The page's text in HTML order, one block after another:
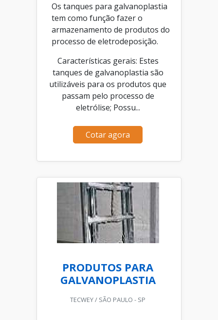
Os tanques para galvanoplastia
tem como função fazer o
armazenamento de produtos do
processo de eletrodeposição.
Características gerais: Estes
tanques de galvanoplastia são
utilizáveis para os produtos que
passam pelo processo de
eletrólise; Possu...
Cotar agora
PRODUTOS PARA
GALVANOPLASTIA
TECWEY / SÃO PAULO - SP